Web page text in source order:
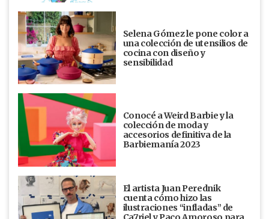
Selena Gómez le pone color a
una colección de utensilios de
cocina con diseño y
sensibilidad
Conocé a Weird Barbie y la
colección de moda y
accesorios definitiva de la
Barbiemanía 2023
El artista Juan Perednik
cuenta cómo hizo las
ilustraciones “infladas” de